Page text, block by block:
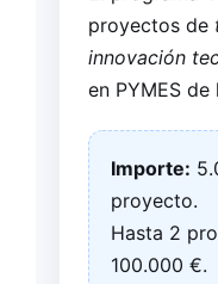
proyectos de
innovación
en PYMES
Importe:
proyecto.
Hasta 2
100.000 €.